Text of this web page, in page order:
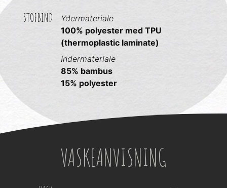
STOFBIND
Ydermateriale
100% polyester med TPU
(thermoplastic laminate)
Indermateriale
85% bambus
15% polyester
VASKEANVISNING